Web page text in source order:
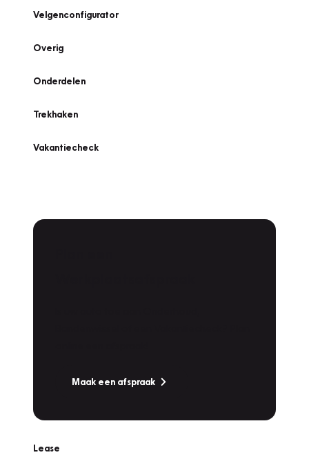
Velgenconfigurator
Overig
Onderdelen
Trekhaken
Vakantiecheck
Maak een afspraak
Lease